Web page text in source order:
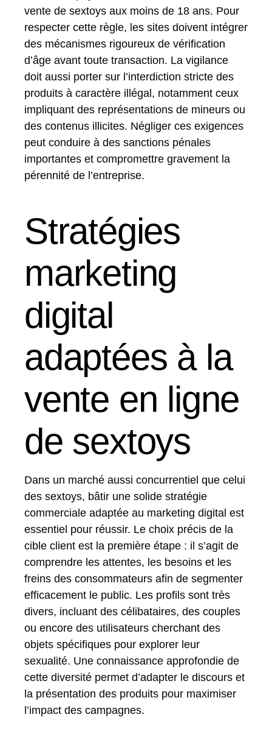
vente de sextoys aux moins de 18 ans. Pour
respecter cette règle, les sites doivent intégrer
des mécanismes rigoureux de vérification
d’âge avant toute transaction. La vigilance
doit aussi porter sur l’interdiction stricte des
produits à caractère illégal, notamment ceux
impliquant des représentations de mineurs ou
des contenus illicites. Négliger ces exigences
peut conduire à des sanctions pénales
importantes et compromettre gravement la
pérennité de l’entreprise.
Stratégies
marketing
digital
adaptées à la
vente en ligne
de sextoys
Dans un marché aussi concurrentiel que celui
des sextoys, bâtir une solide stratégie
commerciale adaptée au marketing digital est
essentiel pour réussir. Le choix précis de la
cible client est la première étape : il s’agit de
comprendre les attentes, les besoins et les
freins des consommateurs afin de segmenter
efficacement le public. Les profils sont très
divers, incluant des célibataires, des couples
ou encore des utilisateurs cherchant des
objets spécifiques pour explorer leur
sexualité. Une connaissance approfondie de
cette diversité permet d’adapter le discours et
la présentation des produits pour maximiser
l’impact des campagnes.